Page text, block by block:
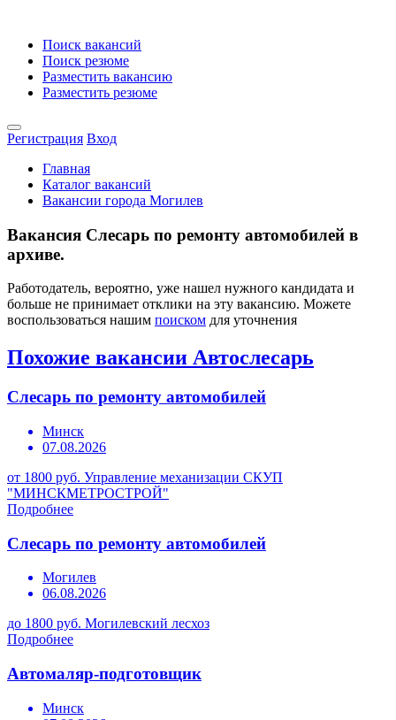
Поиск вакансий
Поиск резюме
Разместить вакансию
Разместить резюме
Регистрация Вход
Главная
Каталог вакансий
Вакансии города Могилев
Вакансия Слесарь по ремонту автомобилей в
архиве.
Работодатель, вероятно, уже нашел нужного кандидата и
больше не принимает отклики на эту вакансию. Можете
воспользоваться нашим поиском для уточнения
Похожие вакансии Автослесарь
Слесарь по ремонту автомобилей
Минск
07.08.2026
от 1800 руб. Управление механизации СКУП
"МИНСКМЕТРОСТРОЙ"
Подробнее
Слесарь по ремонту автомобилей
Могилев
06.08.2026
до 1800 руб. Могилевский лесхоз
Подробнее
Автомаляр-подготовщик
Минск